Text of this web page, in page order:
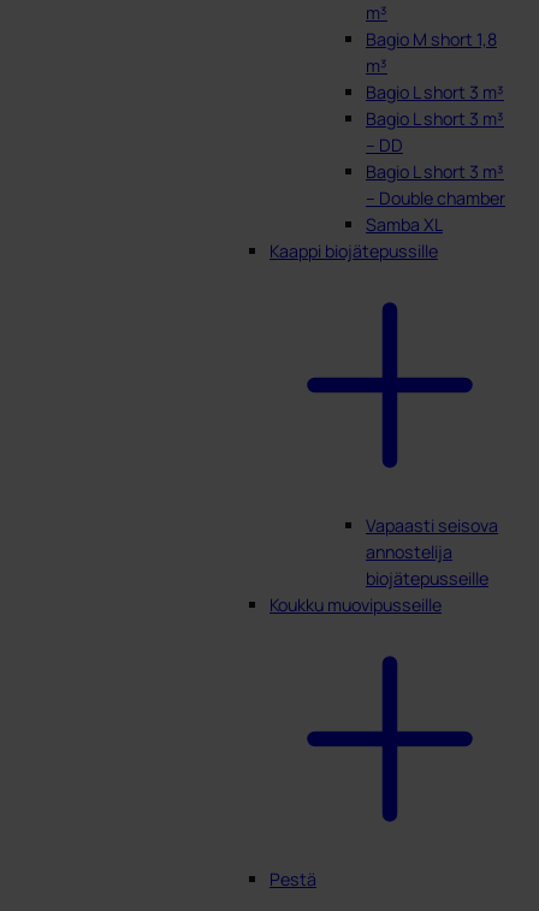
m³
Bagio M short 1,8
m³
Bagio L short 3 m³
Bagio L short 3 m³
– DD
Bagio L short 3 m³
– Double chamber
Samba XL
Kaappi biojätepussille
Vapaasti seisova
annostelija
biojätepusseille
Koukku muovipusseille
Pestä